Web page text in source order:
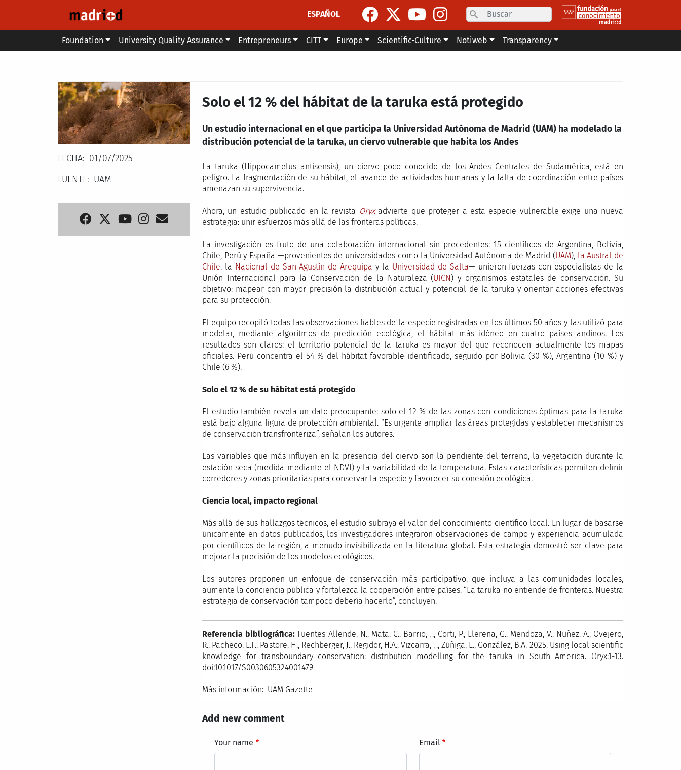
ESPAÑOL
Search
Main menu
Foundation University Quality Assurance Entrepreneurs CITT Europe Scientific-Culture Notiweb Transparency
FECHA
01/07/2025
FUENTE
UAM
Solo el 12 % del hábitat de la taruka está protegido
Un estudio internacional en el que participa la Universidad Autónoma de Madrid (UAM) ha modelado la
distribución potencial de la taruka, un ciervo vulnerable que habita los Andes
La taruka (Hippocamelus antisensis), un ciervo poco conocido de los Andes Centrales de Sudamérica, está en
peligro. La fragmentación de su hábitat, el avance de actividades humanas y la falta de coordinación entre países
amenazan su supervivencia.
Ahora, un estudio publicado en la revista Oryxadvierte que proteger a esta especie vulnerable exige una nueva
estrategia: unir esfuerzos más allá de las fronteras políticas.
La investigación es fruto de una colaboración internacional sin precedentes: 15 científicos de Argentina, Bolivia,
Chile, Perú y España —provenientes de universidades como la Universidad Autónoma de Madrid (UAM),la Austral de
Chile, la Nacional de San Agustín de Arequipa y la Universidad de Salta— unieron fuerzas con especialistas de la
Unión Internacional para la Conservación de la Naturaleza (UICN) y organismos estatales de conservación. Su
objetivo: mapear con mayor precisión la distribución actual y potencial de la taruka y orientar acciones efectivas
para su protección.
El equipo recopiló todas las observaciones fiables de la especie registradas en los últimos 50 años y las utilizó para
modelar, mediante algoritmos de predicción ecológica, el hábitat más idóneo en cuatro países andinos. Los
resultados son claros: el territorio potencial de la taruka es mayor del que reconocen actualmente los mapas
oficiales. Perú concentra el 54 % del hábitat favorable identificado, seguido por Bolivia (30 %), Argentina (10 %) y
Chile (6 %).
Solo el 12 % de su hábitat está protegido
El estudio también revela un dato preocupante: solo el 12 % de las zonas con condiciones óptimas para la taruka
está bajo alguna figura de protección ambiental. “Es urgente ampliar las áreas protegidas y establecer mecanismos
de conservación transfronteriza”, señalan los autores.
Las variables que más influyen en la presencia del ciervo son la pendiente del terreno, la vegetación durante la
estación seca (medida mediante el NDVI) y la variabilidad de la temperatura. Estas características permiten definir
corredores y zonas prioritarias para conservar la especie y favorecer su conexión ecológica.
Ciencia local, impacto regional
Más allá de sus hallazgos técnicos, el estudio subraya el valor del conocimiento científico local. En lugar de basarse
únicamente en datos publicados, los investigadores integraron observaciones de campo y experiencia acumulada
por científicos de la región, a menudo invisibilizada en la literatura global. Esta estrategia demostró ser clave para
mejorar la precisión de los modelos ecológicos.
Los autores proponen un enfoque de conservación más participativo, que incluya a las comunidades locales,
aumente la conciencia pública y fortalezca la cooperación entre países. “La taruka no entiende de fronteras. Nuestra
estrategia de conservación tampoco debería hacerlo”, concluyen.
Referencia bibliográfica: Fuentes-Allende, N., Mata, C., Barrio, J., Corti, P., Llerena, G., Mendoza, V., Nuñez, A., Ovejero,
R., Pacheco, L.F., Pastore, H., Rechberger, J., Regidor, H.A., Vizcarra, J., Zúñiga, E., González, B.A. 2025. Using local scientific
knowledge for transboundary conservation: distribution modelling for the taruka in South America. Oryx:1-13.
doi:10.1017/S0030605324001479
Más información: UAM Gazette
Add new comment
Your name Email